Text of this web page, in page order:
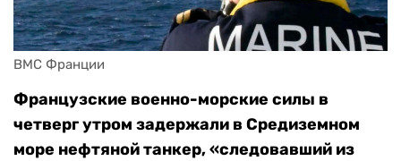
ВМС Франции
Французские военно-морские силы в
четверг утром задержали в Средиземном
море нефтяной танкер, «следовавший из